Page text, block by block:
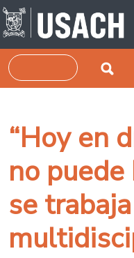
Pasar al contenido principal
Buscar
“Hoy en
no
se